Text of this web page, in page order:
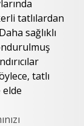
tatlılardan
sağlıklı
tatlı
elde